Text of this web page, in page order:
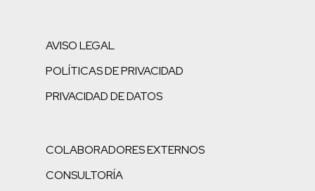
AVISO LEGAL
POLÍTICAS DE PRIVACIDAD
PRIVACIDAD DE DATOS
COLABORADORES EXTERNOS
CONSULTORÍA